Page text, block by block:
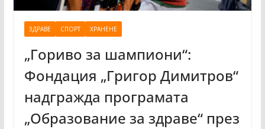
ЗДРАВЕ СПОРТ ХРАНЕНЕ
„Гориво за шампиони“:
Фондация „Григор Димитров“
надгражда програмата
„Образование за здраве“ през